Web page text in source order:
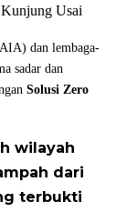
Usai
dan lembaga-
sadar dan
Solusi Zero
wilayah
dari
terbukti